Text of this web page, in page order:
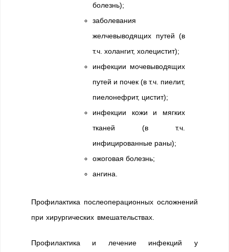
болезнь);
заболевания
желчевыводящих путей (в
т.ч. холангит, холецистит);
инфекции мочевыводящих
путей и почек (в т.ч. пиелит,
пиелонефрит, цистит);
инфекции кожи и мягких
тканей (в т.ч.
инфицированные раны);
ожоговая болезнь;
ангина.
Профилактика послеоперационных осложнений
при хирургических вмешательствах.
Профилактика и лечение инфекций у